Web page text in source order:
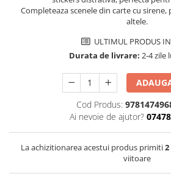
Completeaza scenele din carte cu sirene,
altele.
ULTIMUL PRODUS
Durata de livrare: 2-4 zile
Cod Produs:
Ai nevoie de ajutor?
La achizitionarea acestui produs primiti2
viitoare